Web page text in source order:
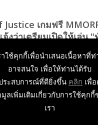
Justice เกมฟรี
งว่าเตรียมเปิดให้เล่น
... 5 6 7
174
าใช้คุกกี้เพื่อนำเสนอเนื้อหาที่
อาจสนใจ เพื่อให้ท่านได้รับ
ระสบการณ์ที่ดียิ่งขึ้น คลิก เพื่
ลเพิ่มเติมเกี่ยวกับการใช้คุกกี้
เรา